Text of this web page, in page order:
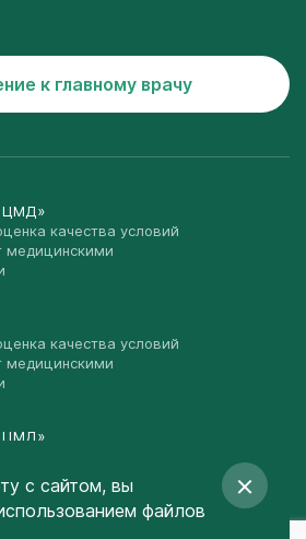
к главному врачу
ЦМД»
качества условий
медицинскими
качества условий
медицинскими
ЦМД»
с сайтом, вы
файлов